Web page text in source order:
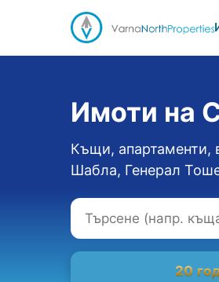
Имоти на
Къщи, апартаменти,
Шабла, Генерал
20